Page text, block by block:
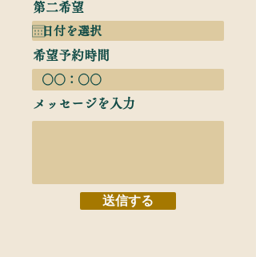
第二希望
希望予約時間
メッセージを入力
送信する